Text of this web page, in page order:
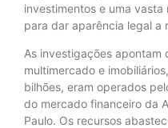
investimentos e uma
para dar aparência legal a
As investigações apontam
multimercado e
bilhões, eram operados
do mercado financeiro da
Paulo. Os recursos